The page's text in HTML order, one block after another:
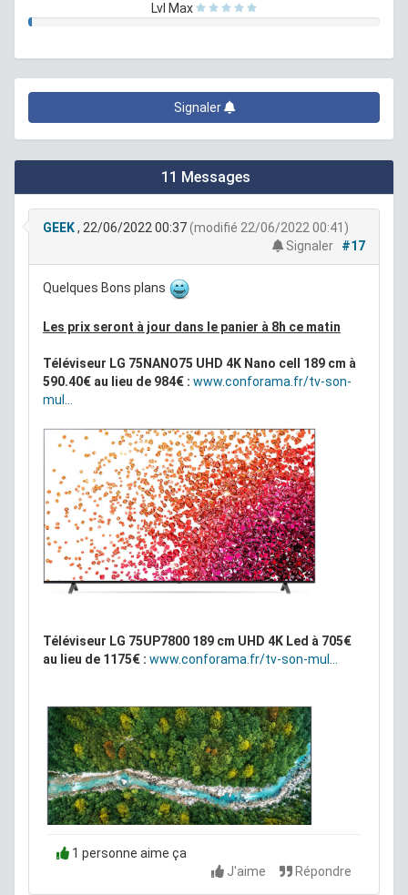
Lvl Max
Signaler
11 Messages
GEEK, 22/06/2022 00:37(modifié 22/06/2022 00:41)
Signaler
#17
Quelques Bons plans
Les prix seront à jour dans le panier à 8h ce matin
Téléviseur LG 75NANO75 UHD 4K Nano cell 189 cm à
590.40€ au lieu de 984€ : www.conforama.fr/tv-son-
mul...
Téléviseur LG 75UP7800 189 cm UHD 4K Led à 705€
au lieu de 1175€ : www.conforama.fr/tv-son-mul...
1 personne aime ça
J'aime
Répondre